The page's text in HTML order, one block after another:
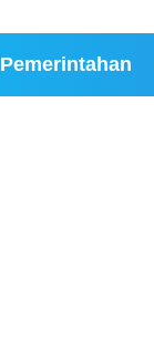
Pemerintahan